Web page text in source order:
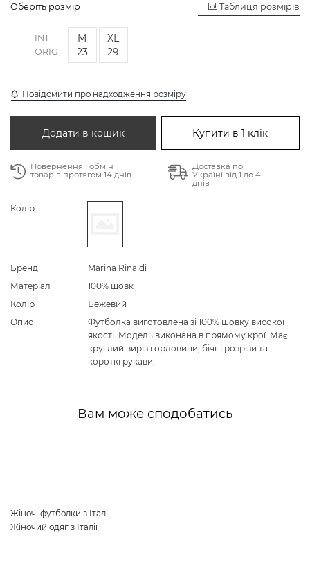
Оберіть розмір Таблиця розмірів
INT
ORIG
M
23
XL
29
Повідомити про надходження розміру
Додати в кошик Купити в 1 клік
Повернення і обмін
товарів протягом 14 днів
Доставка по
Україні від 1 до 4
днів
Колір
Бренд
Marina Rinaldi
Матеріал
100% шовк
Колір
Бежевий
Опис
Футболка виготовлена зі 100% шовку високої
якості. Модель виконана в прямому крої. Має
круглий виріз горловини, бічні розрізи та
короткі рукави.
Вам може сподобатись
Жіночі футболки з Італії,
Жіночий одяг з Італії